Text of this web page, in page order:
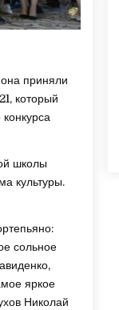
приняли
который
школы
культуры.
сольное
яркое
Николай